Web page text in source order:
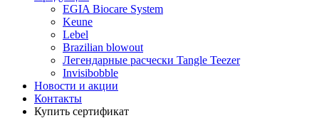
EGIA Biocare System
Keune
Lebel
Brazilian blowout
Легендарные расчески Tangle Teezer
Invisibobble
Новости и акции
Контакты
Купить сертификат